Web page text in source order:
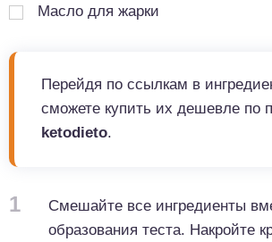
Масло для жарки
Перейдя по ссылкам в
сможете купить их дешевле по
ketodieto.
1
Смешайте все ингредиенты
образования теста. Накройте